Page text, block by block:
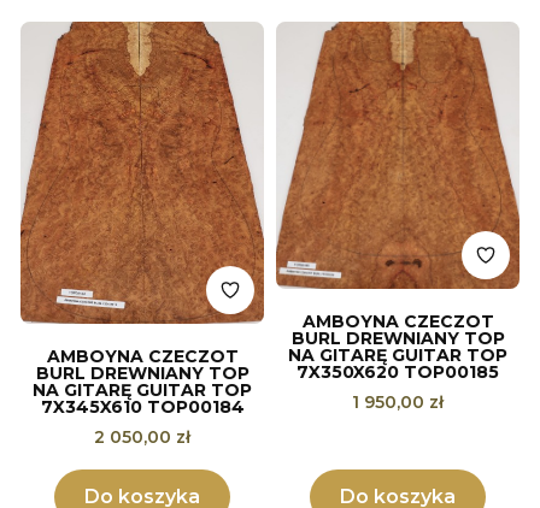
AMBOYNA CZECZOT
BURL DREWNIANY TOP
NA GITARĘ GUITAR TOP
7X345X610 TOP00184
Cena
2 050,00 zł
Do koszyka
AMBOYNA CZECZOT
BURL DREWNIANY TOP
NA GITARĘ GUITAR TOP
7X350X620 TOP00185
Cena
1 950,00 zł
Do koszyka